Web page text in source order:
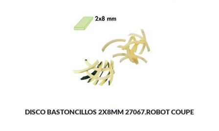
DISCO BASTONCILLOS 2X8MM 27067.ROBOT COUPE